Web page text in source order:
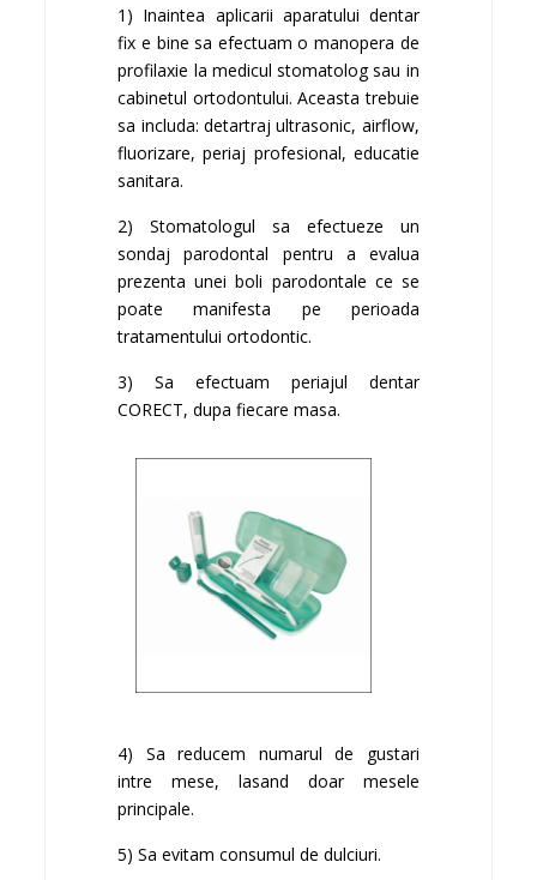
1) Inaintea aplicarii aparatului dentar
fix e bine sa efectuam o manopera de
profilaxie la medicul stomatolog sau in
cabinetul ortodontului. Aceasta trebuie
sa includa: detartraj ultrasonic, airflow,
fluorizare, periaj profesional, educatie
sanitara.
2) Stomatologul sa efectueze un
sondaj parodontal pentru a evalua
prezenta unei boli parodontale ce se
poate manifesta pe perioada
tratamentului ortodontic.
3) Sa efectuam periajul dentar
CORECT, dupa fiecare masa.
4) Sa reducem numarul de gustari
intre mese, lasand doar mesele
principale.
5) Sa evitam consumul de dulciuri.